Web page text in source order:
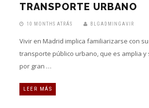
TRANSPORTE URBANO
10 MONTHS ATRÁS BLGADMINGAVIR
Vivir en Madrid implica familiarizarse con
transporte público urbano, que es amplia y
por gran …
LEER MÁS